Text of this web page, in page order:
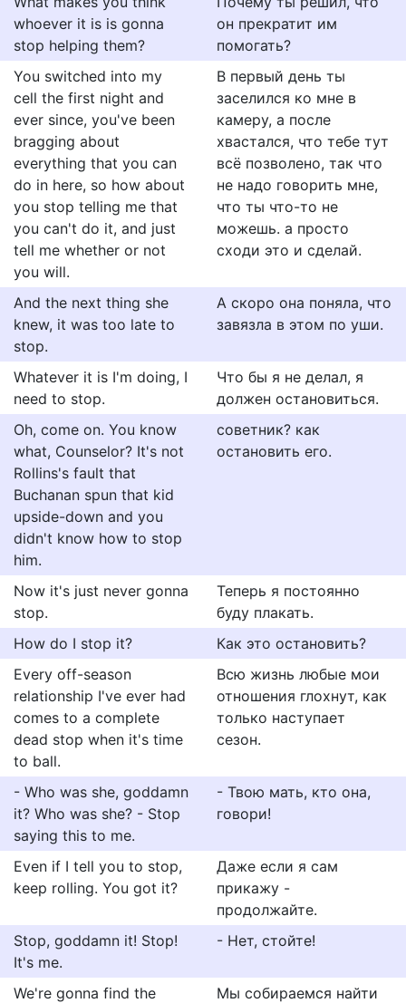
whoever it is is gonna
stop helping them?
он прекратит им
помогать?
You switched into my
cell the first night and
ever since, you've been
bragging about
everything that you can
do in here, so how about
you stop telling me that
you can't do it, and just
tell me whether or not
you will.
В первый день ты
заселился ко мне в
камеру, а после
хвастался, что тебе тут
всё позволено, так что
не надо говорить мне,
что ты что-то не
можешь. а просто
сходи это и сделай.
And the next thing she
knew, it was too late to
stop.
А скоро она поняла, что
завязла в этом по уши.
Whatever it is I'm doing, I
need to stop.
Что бы я не делал, я
должен остановиться.
Oh, come on. You know
what, Counselor? It's not
Rollins's fault that
Buchanan spun that kid
upside-down and you
didn't know how to stop
him.
советник? как
остановить его.
Now it's just never gonna
stop.
Теперь я постоянно
буду плакать.
How do I stop it?
Как это остановить?
Every off-season
relationship I've ever had
comes to a complete
dead stop when it's time
to ball.
Всю жизнь любые мои
отношения глохнут, как
только наступает
сезон.
- Who was she, goddamn
it? Who was she? - Stop
saying this to me.
- Твою мать, кто она,
говори!
Even if I tell you to stop,
keep rolling. You got it?
Даже если я сам
прикажу -
продолжайте.
Stop, goddamn it! Stop!
It's me.
- Нет, стойте!
We're gonna find the
Мы собираемся найти